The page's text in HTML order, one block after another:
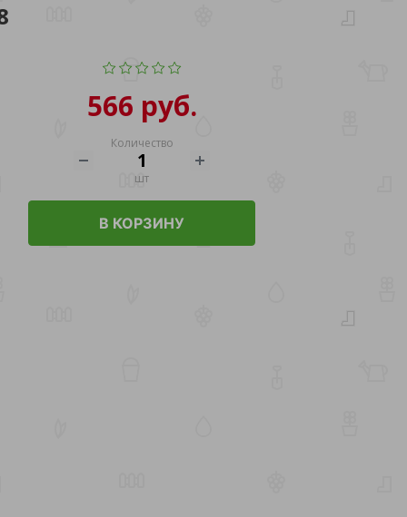
566 руб.
Количество
шт
В КОРЗИНУ